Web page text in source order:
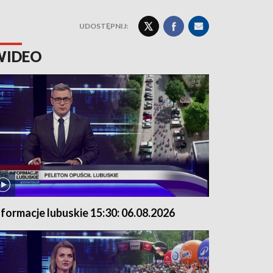
UDOSTĘPNIJ:
lubuskie 15:30: 06.08.2026